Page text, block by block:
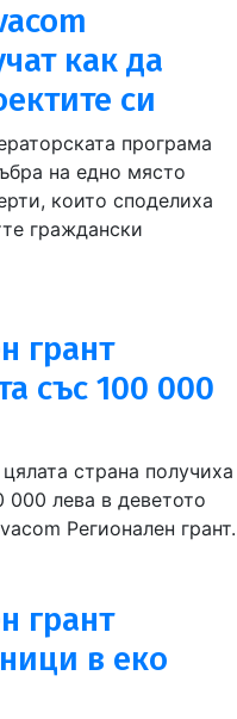
как да
си
програма
на едно място
които споделиха
граждански
грант
със 100 000
страна получиха
000 лева в деветото
Регионален грант.
грант
в еко